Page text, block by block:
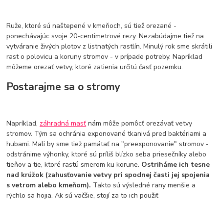
Ruže, ktoré sú naštepené v kmeňoch, sú tiež orezané -
ponechávajúc svoje 20-centimetrové rezy. Nezabúdajme tiež na
vytváranie živých plotov z listnatých rastlín. Minulý rok sme skrátili
rast o polovicu a koruny stromov - v prípade potreby. Napríklad
môžeme orezať vetvy, ktoré zatienia určitú časť pozemku.
Postarajme sa o stromy
Napríklad, záhradná masť nám môže pomôcť orezávať vetvy
stromov. Tým sa ochránia exponované tkanivá pred baktériami a
hubami. Mali by sme tiež pamätať na "preexponovanie" stromov -
odstránime výhonky, ktoré sú príliš blízko seba priesečníky alebo
tieňov a tie, ktoré rastú smerom ku korune. Ostriháme ich tesne
nad krúžok (zahusťovanie vetvy pri spodnej časti jej spojenia
s vetrom alebo kmeňom). Takto sú výsledné rany menšie a
rýchlo sa hojia. Ak sú väčšie, stojí za to ich použiť